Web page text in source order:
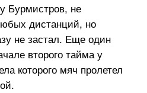
Бурмистров, не
дистанций, но
не застал. Еще один
второго тайма у
которого мяч пролетел